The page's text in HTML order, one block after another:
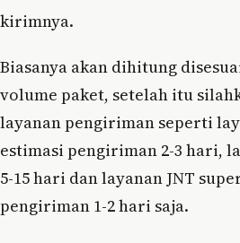
kirimnya.
Biasanya akan dihitung
volume paket, setelah itu
layanan pengiriman seperti
estimasi pengiriman 2-3 hari,
5-15 hari dan layanan JNT
pengiriman 1-2 hari saja.